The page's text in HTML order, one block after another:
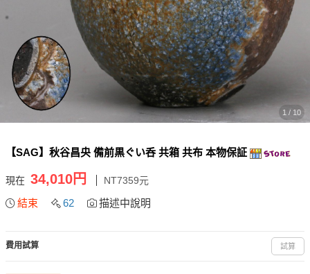
1 / 10
【SAG】秋谷昌央 備前黒ぐい呑 共箱 共布 本物保証
現在 34,010円 NT7359元
結束 62 描述中說明
費用試算 試算